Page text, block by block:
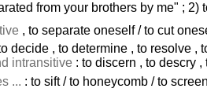
from your brothers by me" ; 2)
, to separate oneself / to cut
decide , to determine , to resolve ,
intransitive : to discern , to descry
... : to sift / to honeycomb / to